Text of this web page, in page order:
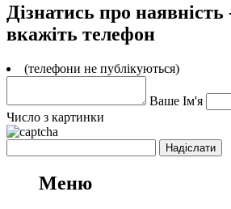
Дізнатись про наявність
вкажіть телефон
(телефони не публікуються)
Ваше Ім'я
Число з картинки
Меню